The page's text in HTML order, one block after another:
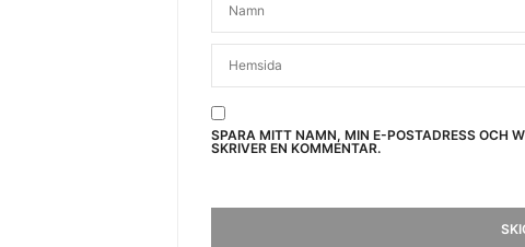
SPARA MITT NAMN, MIN E-POSTADRESS OCH
SKRIVER EN KOMMENTAR.